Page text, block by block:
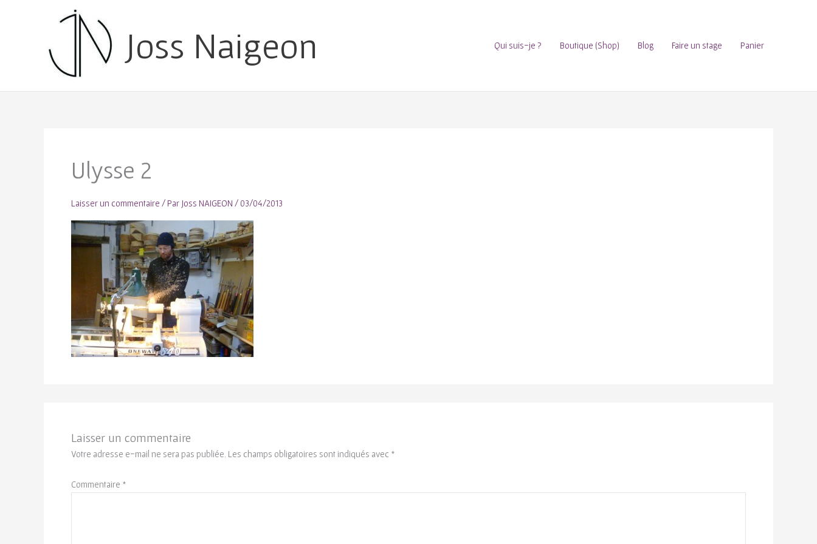
Joss Naigeon Qui suis-je ? Boutique (Shop) Blog Faire un stage Panier
Ulysse 2
Laisser un commentaire / Par Joss NAIGEON / 03/04/2013
Laisser un commentaire
Votre adresse e-mail ne sera pas publiée. Les champs obligatoires sont indiqués avec *
Commentaire *